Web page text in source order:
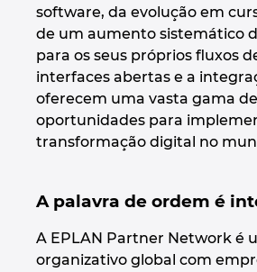
software, da evolução em
de um aumento sistemático
para os seus próprios fluxos
interfaces abertas e a
oferecem uma vasta gama de
oportunidades para
transformação digital no
A palavra de ordem é
A EPLAN Partner Network é
organizativo global com
Japan
Lithuania
Luxembourg
Mexico
Netherlands